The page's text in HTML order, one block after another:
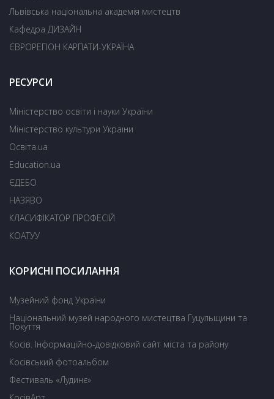
Львівська національна академія мистецтв
Кафедра ДИЗАЙН
ЄВРОРЕГІОН КАРПАТИ-УКРАЇНА
РЕСУРСИ
Міністерство освіти і науки України
Міністерство культури України
Освіта.ua
Education.ua
ЄДЕБО
НАЗЯВО
КЛАСИФІКАТОР ПРОФЕСІЙ
КОАТУУ
КОРИСНІ ПОСИЛАННЯ
Музейний фонд України
Національний музей народного мистецтва Гуцульщини та
Покуття
Косів. Інформаційно-довідковий сайт міста та району
Косівський фотоальбом
Фестиваль «Лудинє»